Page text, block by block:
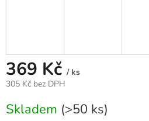
369 Kč / ks
305 Kč bez DPH
cena:
Skladem (>50 ks)